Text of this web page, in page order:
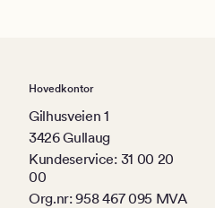
Hovedkontor
Gilhusveien 1
3426 Gullaug
Kundeservice: 31 00 20
00
Org.nr: 958 467 095 MVA